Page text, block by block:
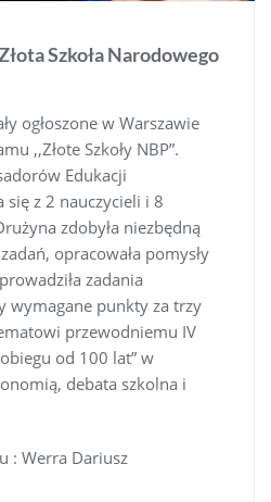
Szkoła Narodowego
ogłoszone w Warszawie
,,Złote Szkoły NBP”.
Edukacji
się z 2 nauczycieli i 8
zdobyła niezbędną
opracowała pomysły
zadania
wymagane punkty za trzy
przewodniemu IV
od 100 lat” w
debata szkolna i
: Werra Dariusz